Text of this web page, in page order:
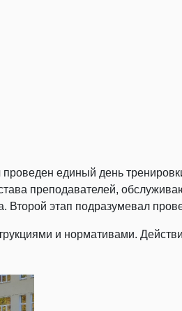
единый день
преподавателей,
Второй этап подразумевал
и нормативами.